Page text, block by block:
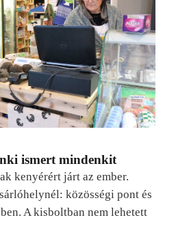
ismert mindenkit
kenyérért járt az ember.
közösségi pont és
A kisboltban nem lehetett